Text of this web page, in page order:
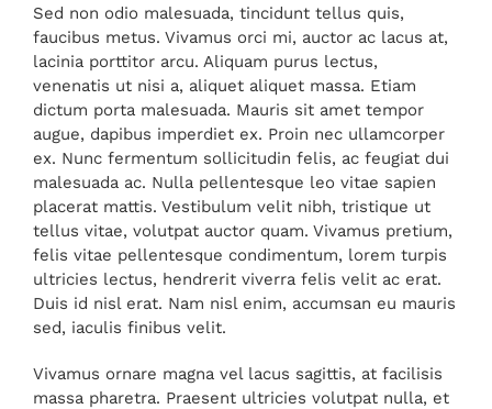
Sed non odio malesuada, tincidunt tellus quis,
faucibus metus. Vivamus orci mi, auctor ac lacus at,
lacinia porttitor arcu. Aliquam purus lectus,
venenatis ut nisi a, aliquet aliquet massa. Etiam
dictum porta malesuada. Mauris sit amet tempor
augue, dapibus imperdiet ex. Proin nec ullamcorper
ex. Nunc fermentum sollicitudin felis, ac feugiat dui
malesuada ac. Nulla pellentesque leo vitae sapien
placerat mattis. Vestibulum velit nibh, tristique ut
tellus vitae, volutpat auctor quam. Vivamus pretium,
felis vitae pellentesque condimentum, lorem turpis
ultricies lectus, hendrerit viverra felis velit ac erat.
Duis id nisl erat. Nam nisl enim, accumsan eu mauris
sed, iaculis finibus velit.
Vivamus ornare magna vel lacus sagittis, at facilisis
massa pharetra. Praesent ultricies volutpat nulla, et